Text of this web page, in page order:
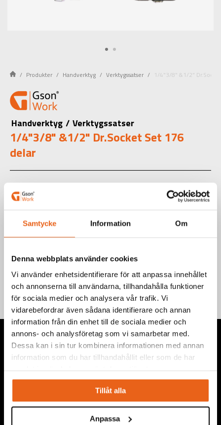
Samtycke Information Om
Denna webbplats använder cookies
Vi använder enhetsidentifierare för att anpassa innehållet
och annonserna till användarna, tillhandahålla funktioner
för sociala medier och analysera vår trafik. Vi
vidarebefordrar även sådana identifierare och annan
information från din enhet till de sociala medier och
annons- och analysföretag som vi samarbetar med.
Dessa kan i sin tur kombinera informationen med annan
information som du har tillhandahållit eller som de har
Tillåt alla
Anpassa
Produkter Handverktyg Verktygssatser 1/4"3/8" &1/2"
Handverktyg / Verktygssatser
1/4"3/8" &1/2" Dr.Socket Set 176
delar
kromvanadiumstål med satin finish.
EAN-kod: 7340090260933
Teknisk information
Vi levererar högkvalitativa ”produkter för proffs”, under
eget varumärke, med fokus på problemlösning inom service,
montage, bygg, anläggning, underhåll, reparation och